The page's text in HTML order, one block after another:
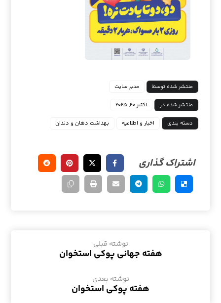
منتشر شده توسط مدیر سایت
منتشر شده در اکتبر ۲۰, ۲۰۲۵
دسته بندی اخبار و اطلاعیه بهداشت دهان و دندان
نوشته قبلی
هفته جهانی پوکی استخوان
نوشته بعدی
هفته پوکی استخوان